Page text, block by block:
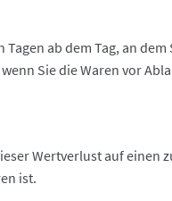
ab dem Tag, an
Sie die Waren vor
Wertverlust auf einen
ist.